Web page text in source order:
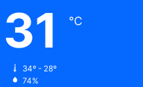
31 ℃
34º - 28º
74%